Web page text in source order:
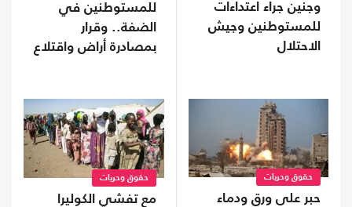
وجنين جراء اعتداءات
للمستوطنين وجيش
الاحتلال
للمستوطنين في
الضفة.. وقرار
بمصادرة أراض واقتلاع
حقوق وحريات
حبر على ورق ودماء
حقوق وحريات
مع تفشي الكوليرا